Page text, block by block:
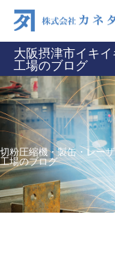
大阪摂津市イキ
工場のブログ
切粉圧縮機・製缶・レー
工場のブログ